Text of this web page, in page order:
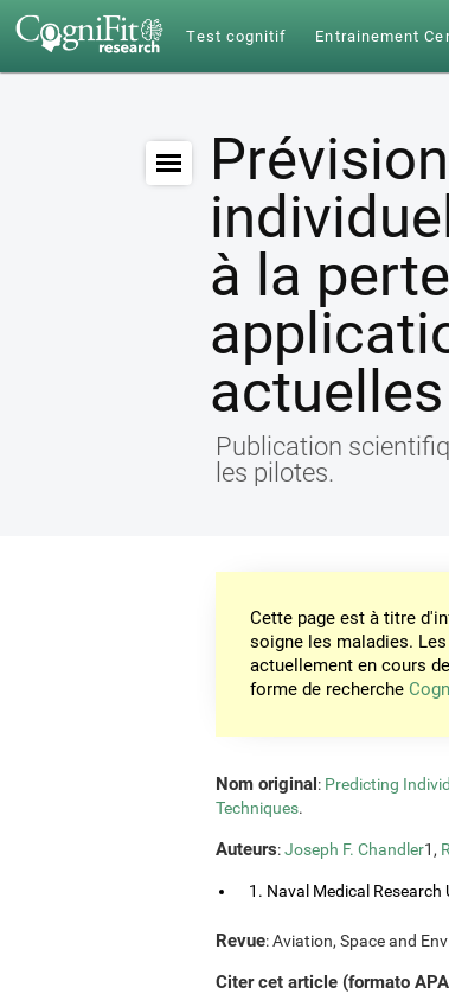
Test cognitif Entrainement
à la
actuelles
Publication
les pilotes.
Cette page est à titre
soigne les maladies.
actuellement en cours
forme de recherche
Nom original: Predicting
Techniques.
Auteurs:Joseph F. Chandler1,
1. Naval Medical Research
Revue: Aviation, Space and
Citer cet article (formato